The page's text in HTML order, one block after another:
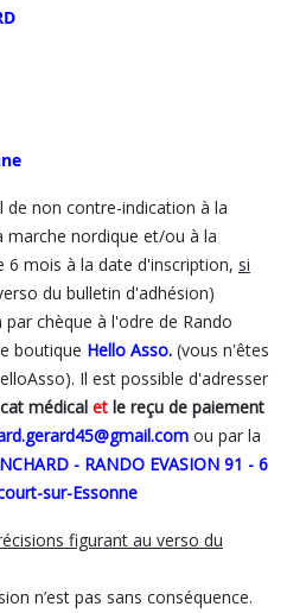
de non contre-indication à la
nordique et/ou à la
6 mois à la date d'inscription, si
du bulletin d'adhésion)
chèque à l'odre de Rando
boutique Hello Asso. (vous n'êtes
Il est possible d'adresser
médical et le reçu de paiement
ou par la
- RANDO EVASION 91 - 6
sur-Essonne
figurant au verso du
n’est pas sans conséquence.